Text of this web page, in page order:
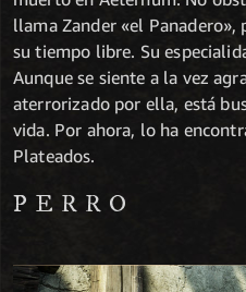
llama Zander «el
su tiempo libre. Su
Aunque se siente a la vez
aterrorizado por ella, está
vida. Por ahora, lo ha
Plateados.
PERRO